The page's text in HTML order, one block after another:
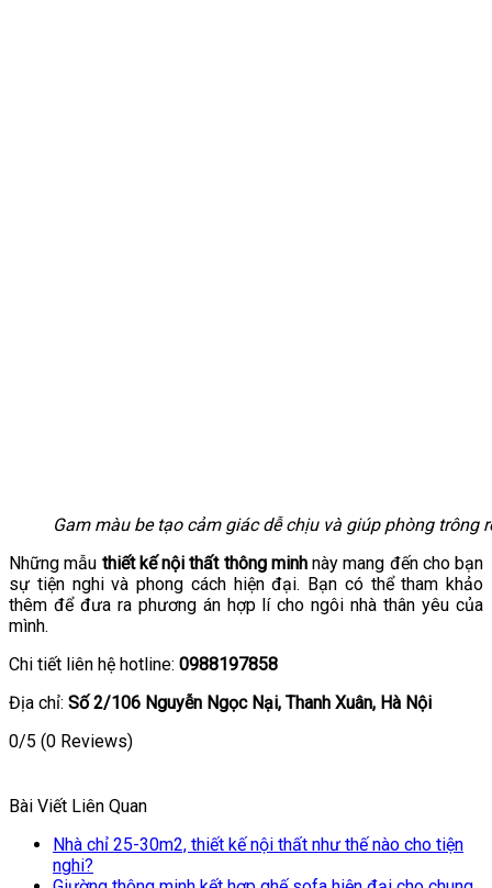
Gam màu be tạo cảm giác dễ chịu và giúp phòng trông
Những mẫu thiết kế nội thất thông minhnày mang đến cho bạn
sự tiện nghi và phong cách hiện đại. Bạn có thể tham khảo
thêm để đưa ra phương án hợp lí cho ngôi nhà thân yêu của
mình.
Chi tiết liên hệ hotline: 0988197858
Địa chỉ: Số 2/106 Nguyễn Ngọc Nại, Thanh Xuân, Hà Nội
0/5 (0 Reviews)
Bài Viết Liên Quan
Nhà chỉ 25-30m2, thiết kế nội thất như thế nào cho tiện
nghi?